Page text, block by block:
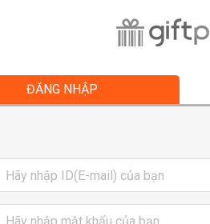
ĐĂNG NHẬP